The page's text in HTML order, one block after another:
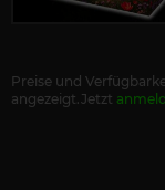
Preise und
angezeigt.Jetzt